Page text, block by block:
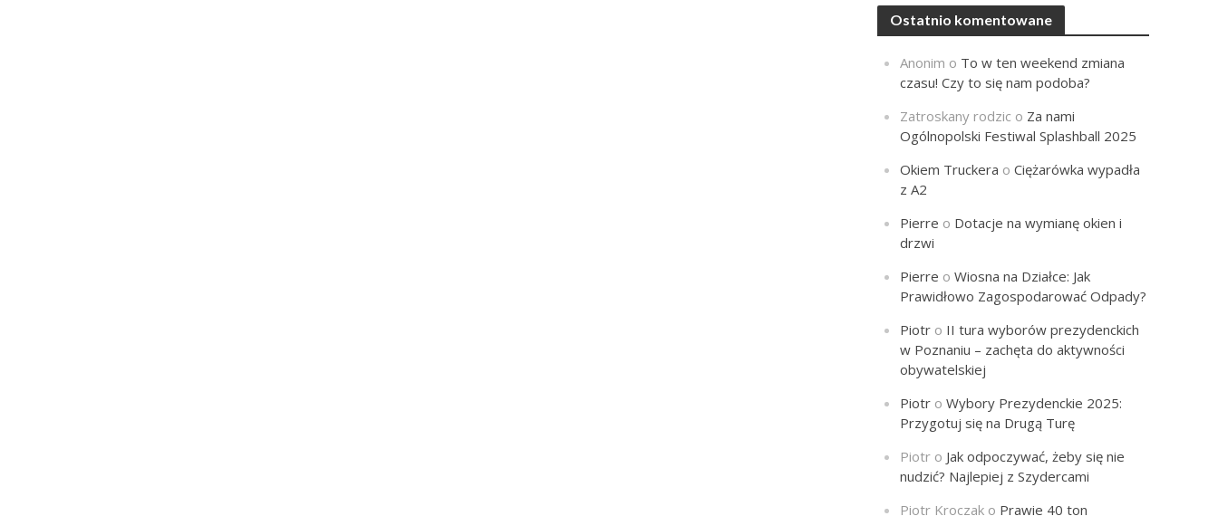
Ostatnio komentowane
Anonim o To w ten weekend zmiana
czasu! Czy to się nam podoba?
Zatroskany rodzic o Za nami
Ogólnopolski Festiwal Splashball 2025
Okiem Truckera oCiężarówka wypadła
z A2
Pierre o Dotacje na wymianę okien i
drzwi
Pierre oWiosna na Działce: Jak
Prawidłowo Zagospodarować Odpady?
Piotr o II tura wyborów prezydenckich
w Poznaniu – zachęta do aktywności
obywatelskiej
Piotr oWybory Prezydenckie 2025:
Przygotuj się na Drugą Turę
Piotr o Jak odpoczywać, żeby się nie
nudzić? Najlepiej z Szydercami
Piotr Kroczak o Prawie 40 ton